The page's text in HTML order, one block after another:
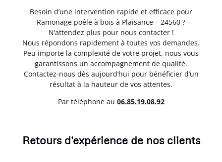
Besoin d’une intervention rapide et efficace pour
Ramonage poêle à bois à Plaisance – 24560 ?
N’attendez plus pour nous contacter !
Nous répondons rapidement à toutes vos demandes.
Peu importe la complexité de votre projet, nous vous
garantissons un accompagnement de qualité.
Contactez-nous dès aujourd’hui pour bénéficier d’un
résultat à la hauteur de vos attentes.
Par téléphone au 06.85.19.08.92
Retours d'expérience de nos clients